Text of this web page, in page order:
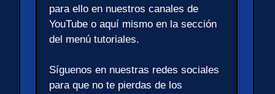
para ello en nuestros canales de
YouTube o aquí mismo en la sección
del menú tutoriales.
Síguenos en nuestras redes sociales
para que no te pierdas de los